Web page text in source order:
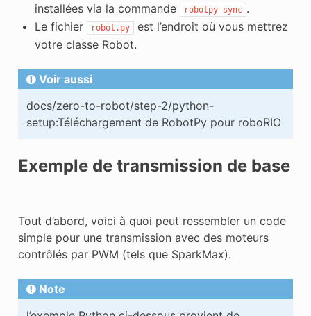
installées via la commande
robotpy sync .
Le fichier
robot.py
est l’endroit où vous mettrez
votre classe Robot.
Voir aussi
docs/zero-to-robot/step-2/python-
setup:Téléchargement de RobotPy pour roboRIO
Exemple de transmission de base
Tout d’abord, voici à quoi peut ressembler un code
simple pour une transmission avec des moteurs
contrôlés par PWM (tels que SparkMax).
Note